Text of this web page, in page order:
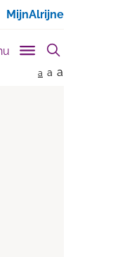
MijnAlrijne
a a a